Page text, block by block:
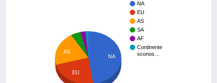
NA
EU
AS
SA
AF
Continente
sconos…
NA
AS
EU